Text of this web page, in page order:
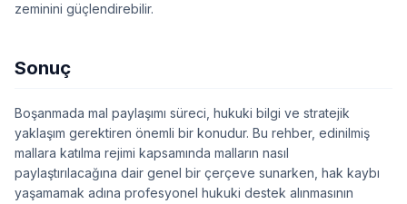
zeminini güçlendirebilir.
Sonuç
Boşanmada mal paylaşımı süreci, hukuki bilgi ve stratejik
yaklaşım gerektiren önemli bir konudur. Bu rehber, edinilmiş
mallara katılma rejimi kapsamında malların nasıl
paylaştırılacağına dair genel bir çerçeve sunarken, hak kaybı
yaşamamak adına profesyonel hukuki destek alınmasının